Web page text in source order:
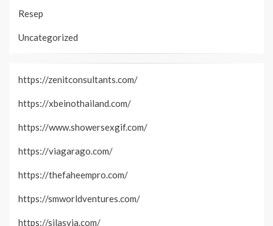
Resep
Uncategorized
https://zenitconsultants.com/
https://xbeinothailand.com/
https://www.showersexgif.com/
https://viagarago.com/
https://thefaheempro.com/
https://smworldventures.com/
https://silasvia.com/